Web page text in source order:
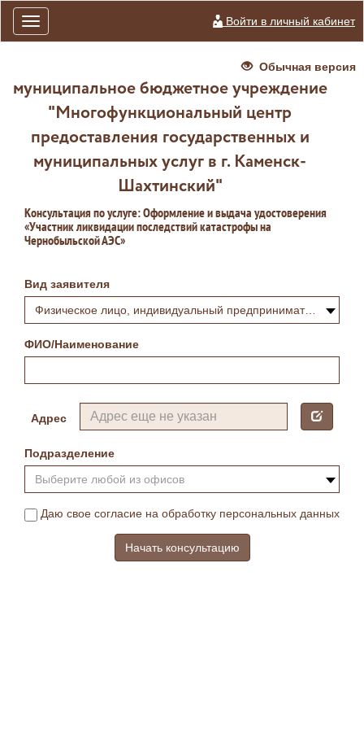
Toggle
navigation
Войти в личный кабинет
Обычная версия
муниципальное бюджетное учреждение
"Многофункциональный центр
предоставления государственных и
муниципальных услуг в г. Каменск-
Шахтинский"
Консультация по услуге: Оформление и выдача удостоверения
«Участник ликвидации последствий катастрофы на
Чернобыльской АЭС»
Вид заявителя
Физическое лицо, индивидуальный предприниматель или самозанятый
ФИО/Наименование
Адрес
Подразделение
Выберите любой из офисов
Даю свое согласие на обработку персональных данных
Начать консультацию